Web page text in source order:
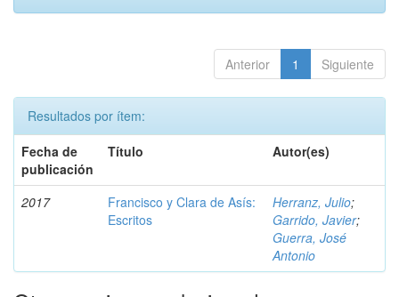
Anterior 1 Siguiente
Resultados por ítem:
Fecha de
publicación
Título Autor(es)
2017
Francisco y Clara de Asís:
Escritos
Herranz, Julio;
Garrido, Javier;
Guerra, José
Antonio